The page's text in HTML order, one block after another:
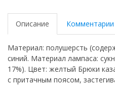
Описание Комментарии
Материал: полушерсть
синий. Материал лампаса:
17%). Цвет: желтый Брюки
с притачным поясом,